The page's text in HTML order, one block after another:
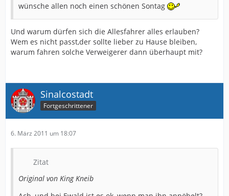
wünsche allen noch einen schönen Sontag
Und warum dürfen sich die Allesfahrer alles erlauben?
Wem es nicht passt,der sollte lieber zu Hause bleiben,
warum fahren solche Verweigerer dann überhaupt mit?
Sinalcostadt
Fortgeschrittener
6. März 2011 um 18:07
Zitat
Original von King Kneib